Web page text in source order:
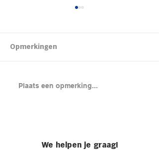
Kipsalon
Opmerkingen
Plaats een opmerking...
We helpen je graag!